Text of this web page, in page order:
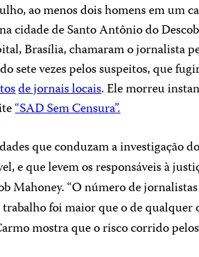
ao menos dois homens em um
cidade de Santo Antônio do
Brasília, chamaram o jornalista
sete vezes pelos suspeitos, que
de jornais locais. Ele morreu
“SAD Sem Censura”.
que conduzam a investigação
e que levem os responsáveis à
Mahoney. “O número de
foi maior que o de
mostra que o risco corrido